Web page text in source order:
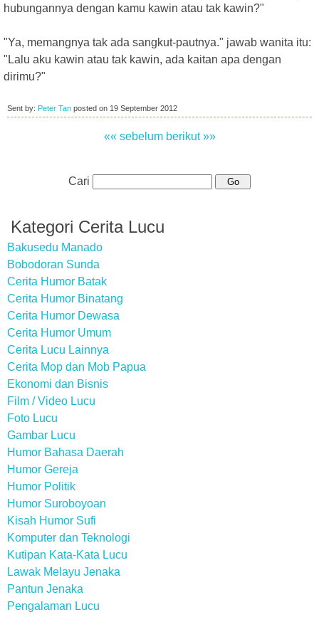
hubungannya dengan kamu kawin atau tak kawin?"
"Ya, memangnya tak ada sangkut-pautnya." jawab wanita itu:
"Lalu aku kawin atau tak kawin, ada kaitan apa dengan
dirimu?"
Sent by: Peter Tan posted on 19 September 2012
«« sebelum berikut »»
Cari
Kategori Cerita Lucu
Bakusedu Manado
Bobodoran Sunda
Cerita Humor Batak
Cerita Humor Binatang
Cerita Humor Dewasa
Cerita Humor Umum
Cerita Lucu Lainnya
Cerita Mop dan Mob Papua
Ekonomi dan Bisnis
Film / Video Lucu
Foto Lucu
Gambar Lucu
Humor Bahasa Daerah
Humor Gereja
Humor Politik
Humor Suroboyoan
Kisah Humor Sufi
Komputer dan Teknologi
Kutipan Kata-Kata Lucu
Lawak Melayu Jenaka
Pantun Jenaka
Pengalaman Lucu